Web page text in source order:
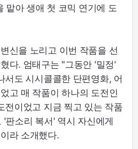
맡아 생애 첫 코믹 연기에 도
신을 노리고 이번 작품을 선
다. 엄태구는 "그동안 '밀정'
서도 시시콜콜한 단편영화, 어
고 매 작품이 하나의 도전인
전이었고 지금 찍고 있는 작품
'판소리 복서' 역시 자신에게
라 소개했다.